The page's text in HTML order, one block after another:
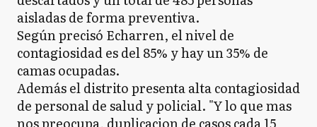
aisladas de forma preventiva.
Según precisó Echarren, el nivel de
contagiosidad es del 85% y hay un 35% de
camas ocupadas.
Además el distrito presenta alta contagiosidad
de personal de salud y policial. "Y lo que mas
nos preocupa, duplicacion de casos cada 15